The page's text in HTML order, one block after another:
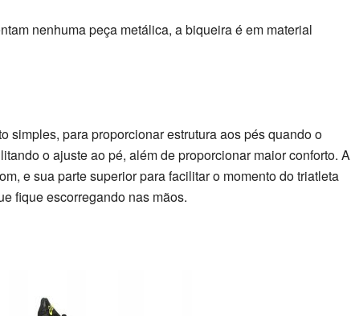
nenhuma peça metálica, a biqueira é em material
simples, para proporcionar estrutura aos pés quando o
o ajuste ao pé, além de proporcionar maior conforto. A
e sua parte superior para facilitar o momento do triatleta
fique escorregando nas mãos.